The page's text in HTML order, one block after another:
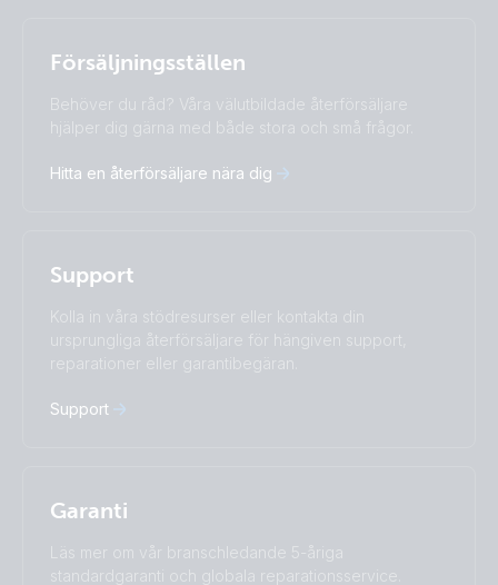
Svenska
Change language
Čeština
Dansk
Español
Français
Română
Türkçe
Ελληνικά
Русский
Українська
中國人
Försäljningsställen
Behöver du råd? Våra välutbildade återförsäljare
hjälper dig gärna med både stora och små frågor.
Hitta en återförsäljare nära dig
Support
Kolla in våra stödresurser eller kontakta din
ursprungliga återförsäljare för hängiven support,
reparationer eller garantibegäran.
Support
Garanti
Läs mer om vår branschledande 5-åriga
standardgaranti och globala reparationsservice.